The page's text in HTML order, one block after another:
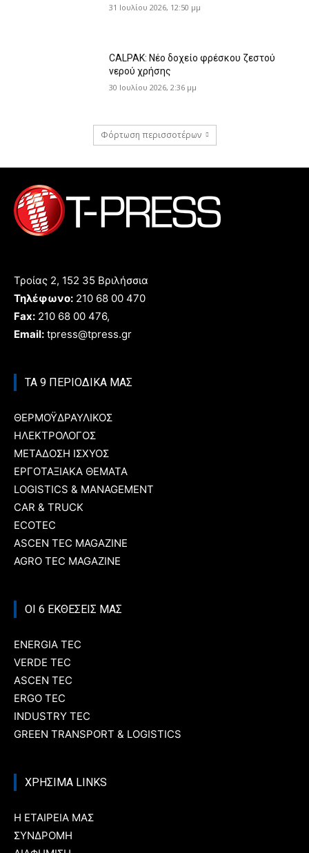
31 Ιουλίου 2026, 12:50 μμ
CALPAK: Νέο δοχείο φρέσκου ζεστού
νερού χρήσης
30 Ιουλίου 2026, 2:36 μμ
Φόρτωση περισσοτέρων
Τροίας 2, 152 35 Βριλήσσια
Τηλέφωνο: 210 68 00 470
Fax: 210 68 00 476,
Email: tpress@tpress.gr
ΤΑ 9 ΠΕΡΙΟΔΙΚΑ ΜΑΣ
ΘΕΡΜΟΫΔΡΑΥΛΙΚΟΣ
ΗΛΕΚΤΡΟΛΟΓΟΣ
ΜΕΤΑΔΟΣΗ ΙΣΧΥΟΣ
ΕΡΓΟΤΑΞΙΑΚΑ ΘΕΜΑΤΑ
LOGISTICS & MANAGEMENT
CAR & TRUCK
ECOTEC
ASCEN TEC MAGAZINE
AGRO TEC MAGAZINE
ΟΙ 6 ΕΚΘΕΣΕΙΣ ΜΑΣ
ENERGIA TEC
VERDE TEC
ASCEN TEC
ERGO TEC
INDUSTRY TEC
GREEN TRANSPORT & LOGISTICS
ΧΡΗΣΙΜΑ LINKS
Η ΕΤΑΙΡΕΙΑ ΜΑΣ
ΣΥΝΔΡΟΜΗ